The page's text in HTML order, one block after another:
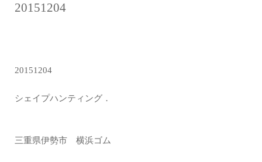
20151204
20151204
シェイプハンティング．
三重県伊勢市 横浜ゴム